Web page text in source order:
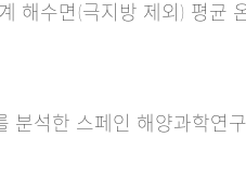
해수면(극지방 제외) 평균
석한 스페인 해양과학연